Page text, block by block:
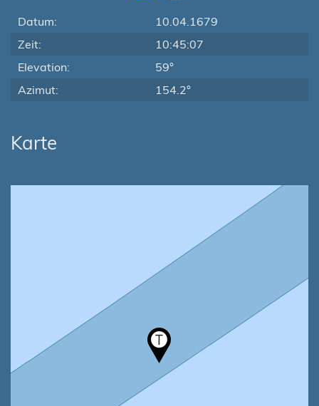
Datum:
10.04.1679
Zeit:
10:45:07
Elevation:
59°
Azimut:
154.2°
Karte